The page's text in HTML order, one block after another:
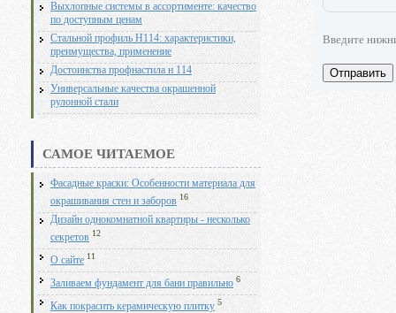
Выхлопные системы в ассортименте: качество
по доступным ценам
Стальной профиль Н114: характеристики,
преимущества, применение
Достоинства профнастила н 114
Универсальные качества окрашенной
рулонной стали
САМОЕ ЧИТАЕМОЕ
Фасадные краски: Особенности материала для
окрашивания стен и заборов 16
Дизайн однокомнатной квартиры - несколько
секретов 12
О сайте 11
Заливаем фундамент для бани правильно 6
Как покрасить керамическую плитку 5
Введите
Отправить